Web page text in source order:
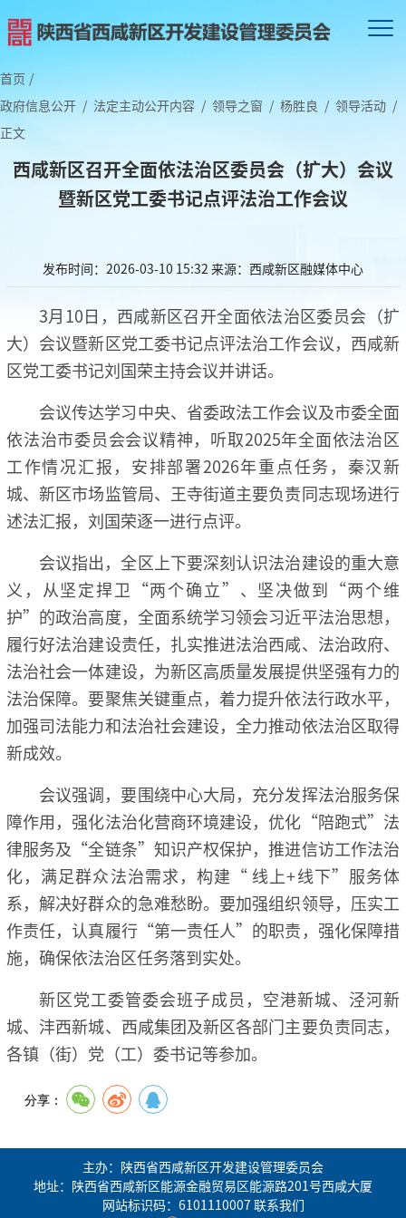
首页 /
政府信息公开 / 法定主动公开内容 / 领导之窗 / 杨胜良 / 领导活动 /
正文
西咸新区召开全面依法治区委员会（扩大）会议
暨新区党工委书记点评法治工作会议
发布时间：2026-03-10 15:32 来源：西咸新区融媒体中心
3月10日，西咸新区召开全面依法治区委员会（扩
大）会议暨新区党工委书记点评法治工作会议，西咸新
区党工委书记刘国荣主持会议并讲话。
会议传达学习中央、省委政法工作会议及市委全面
依法治市委员会会议精神，听取2025年全面依法治区
工作情况汇报，安排部署2026年重点任务，秦汉新
城、新区市场监管局、王寺街道主要负责同志现场进行
述法汇报，刘国荣逐一进行点评。
会议指出，全区上下要深刻认识法治建设的重大意
义，从坚定捍卫“两个确立”、坚决做到“两个维
护”的政治高度，全面系统学习领会习近平法治思想，
履行好法治建设责任，扎实推进法治西咸、法治政府、
法治社会一体建设，为新区高质量发展提供坚强有力的
法治保障。要聚焦关键重点，着力提升依法行政水平，
加强司法能力和法治社会建设，全力推动依法治区取得
新成效。
会议强调，要围绕中心大局，充分发挥法治服务保
障作用，强化法治化营商环境建设，优化“陪跑式”法
律服务及“全链条”知识产权保护，推进信访工作法治
化，满足群众法治需求，构建“ 线上+线下”服务体
系，解决好群众的急难愁盼。要加强组织领导，压实工
作责任，认真履行“第一责任人”的职责，强化保障措
施，确保依法治区任务落到实处。
新区党工委管委会班子成员，空港新城、泾河新
城、沣西新城、西咸集团及新区各部门主要负责同志，
各镇（街）党（工）委书记等参加。
分享：
主办：陕西省西咸新区开发建设管理委员会
地址：陕西省西咸新区能源金融贸易区能源路201号西咸大厦
网站标识码：6101110007 联系我们